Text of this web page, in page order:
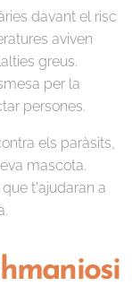
davant el risc
aviven
greus.
per la
persones.
els paràsits,
mascota.
t'ajudaran a